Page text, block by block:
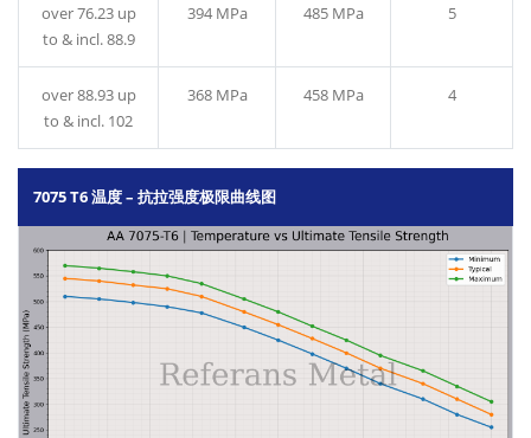
over 76.23 up
to & incl. 88.9
394 MPa 485 MPa 5
over 88.93 up
to & incl. 102
368 MPa 458 MPa 4
7075 T6 温度 – 抗拉强度极限曲线图